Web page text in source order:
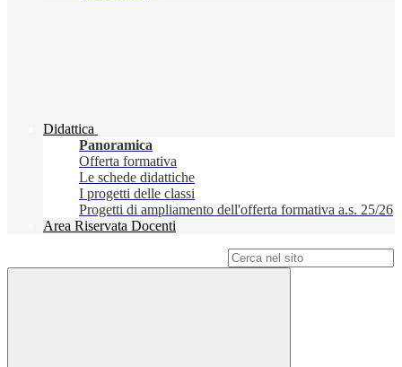
Didattica
Panoramica
Offerta formativa
Le schede didattiche
I progetti delle classi
Progetti di ampliamento dell'offerta formativa a.s. 25/26
Area Riservata Docenti